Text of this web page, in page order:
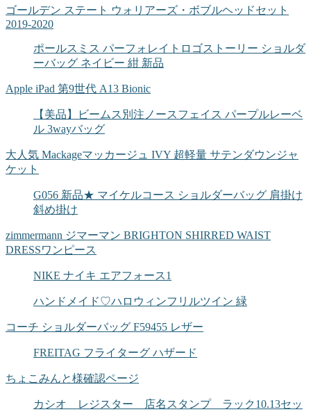
ゴールデン ステート ウォリアーズ・ボブルヘッドセット
2019-2020
ポールスミス パーフォレイトロゴストーリー ショルダ
ーバッグ ネイビー 紺 新品
Apple iPad 第9世代 A13 Bionic
【美品】ビームス別注ノースフェイス パープルレーベ
ル 3wayバッグ
大人気 Mackageマッカージュ IVY 超軽量 サテンダウンジャ
ケット
G056 新品★ マイケルコース ショルダーバッグ 肩掛け
斜め掛け
zimmermann ジマーマン BRIGHTON SHIRRED WAIST
DRESSワンピース
NIKE ナイキ エアフォース1
ハンドメイド♡ハロウィンフリルツイン 緑
コーチ ショルダーバッグ F59455 レザー
FREITAG フライターグ ハザード
ちょこみんと様確認ページ
カシオ レジスター 店名スタンプ ラック10.13セッ